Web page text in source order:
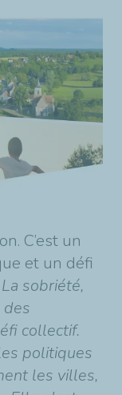
C’est un
et un défi
La sobriété,
collectif.
politiques
les villes,